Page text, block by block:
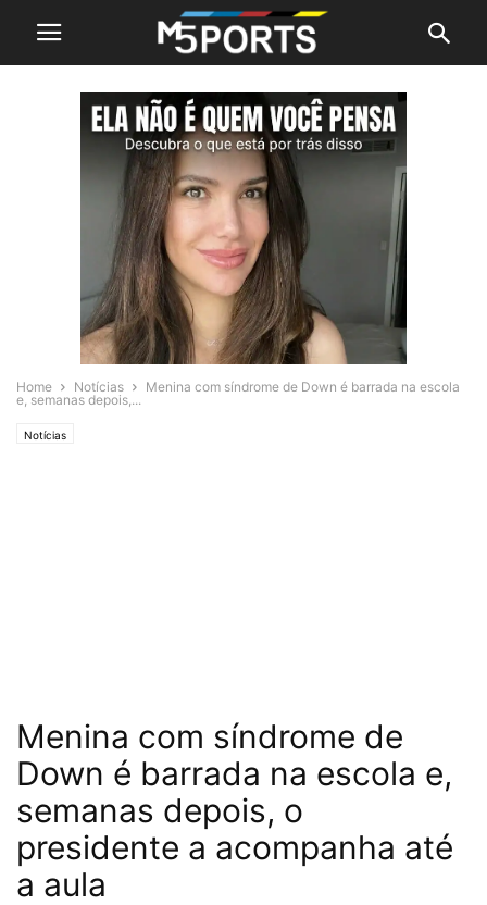
Home Notícias
Menina com síndrome de Down é barrada na escola
e, semanas depois,...
Notícias
Menina com síndrome de
Down é barrada na escola e,
semanas depois, o
presidente a acompanha até
a aula